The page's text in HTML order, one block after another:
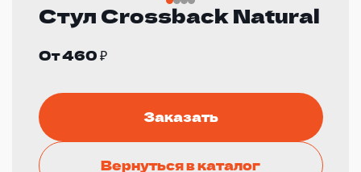
Стул Crossback Natural
От 460 ₽
Заказать
Вернуться в каталог